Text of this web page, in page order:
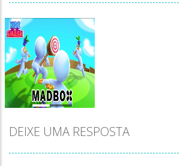
DEIXE UMA RESPOSTA